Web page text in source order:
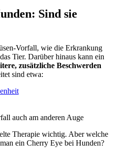
Sind sie
Vorfall, wie die Erkrankung
Tier. Darüber hinaus kann ein
zusätzliche Beschwerden
sind etwa:
auch am anderen Auge
Therapie wichtig. Aber welche
ein Cherry Eye bei Hunden?